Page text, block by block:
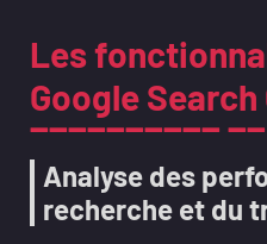
Les
Google
Analyse des
recherche et du